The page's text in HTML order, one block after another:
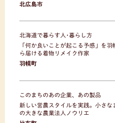
北広島市
北海道で暮らす人･暮らし方
「何か良いことが起こる予感」を羽
ら届ける着物リメイク作家
羽幌町
このまちのあの企業、あの製品
新しい営農スタイルを実践。小さな
の大きな農業法人ノウリエ